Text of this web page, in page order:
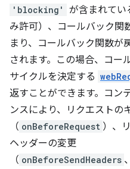
'blocking'
が含まれてい
み許可）、コールバック関
まり、コールバック関数が
されます。この場合、コー
サイクルを決定する
返すことができます。コン
ンスにより、リクエストの
（ onBeforeRequest ）、
ヘッダーの変更
（ onBeforeSendHeaders 、